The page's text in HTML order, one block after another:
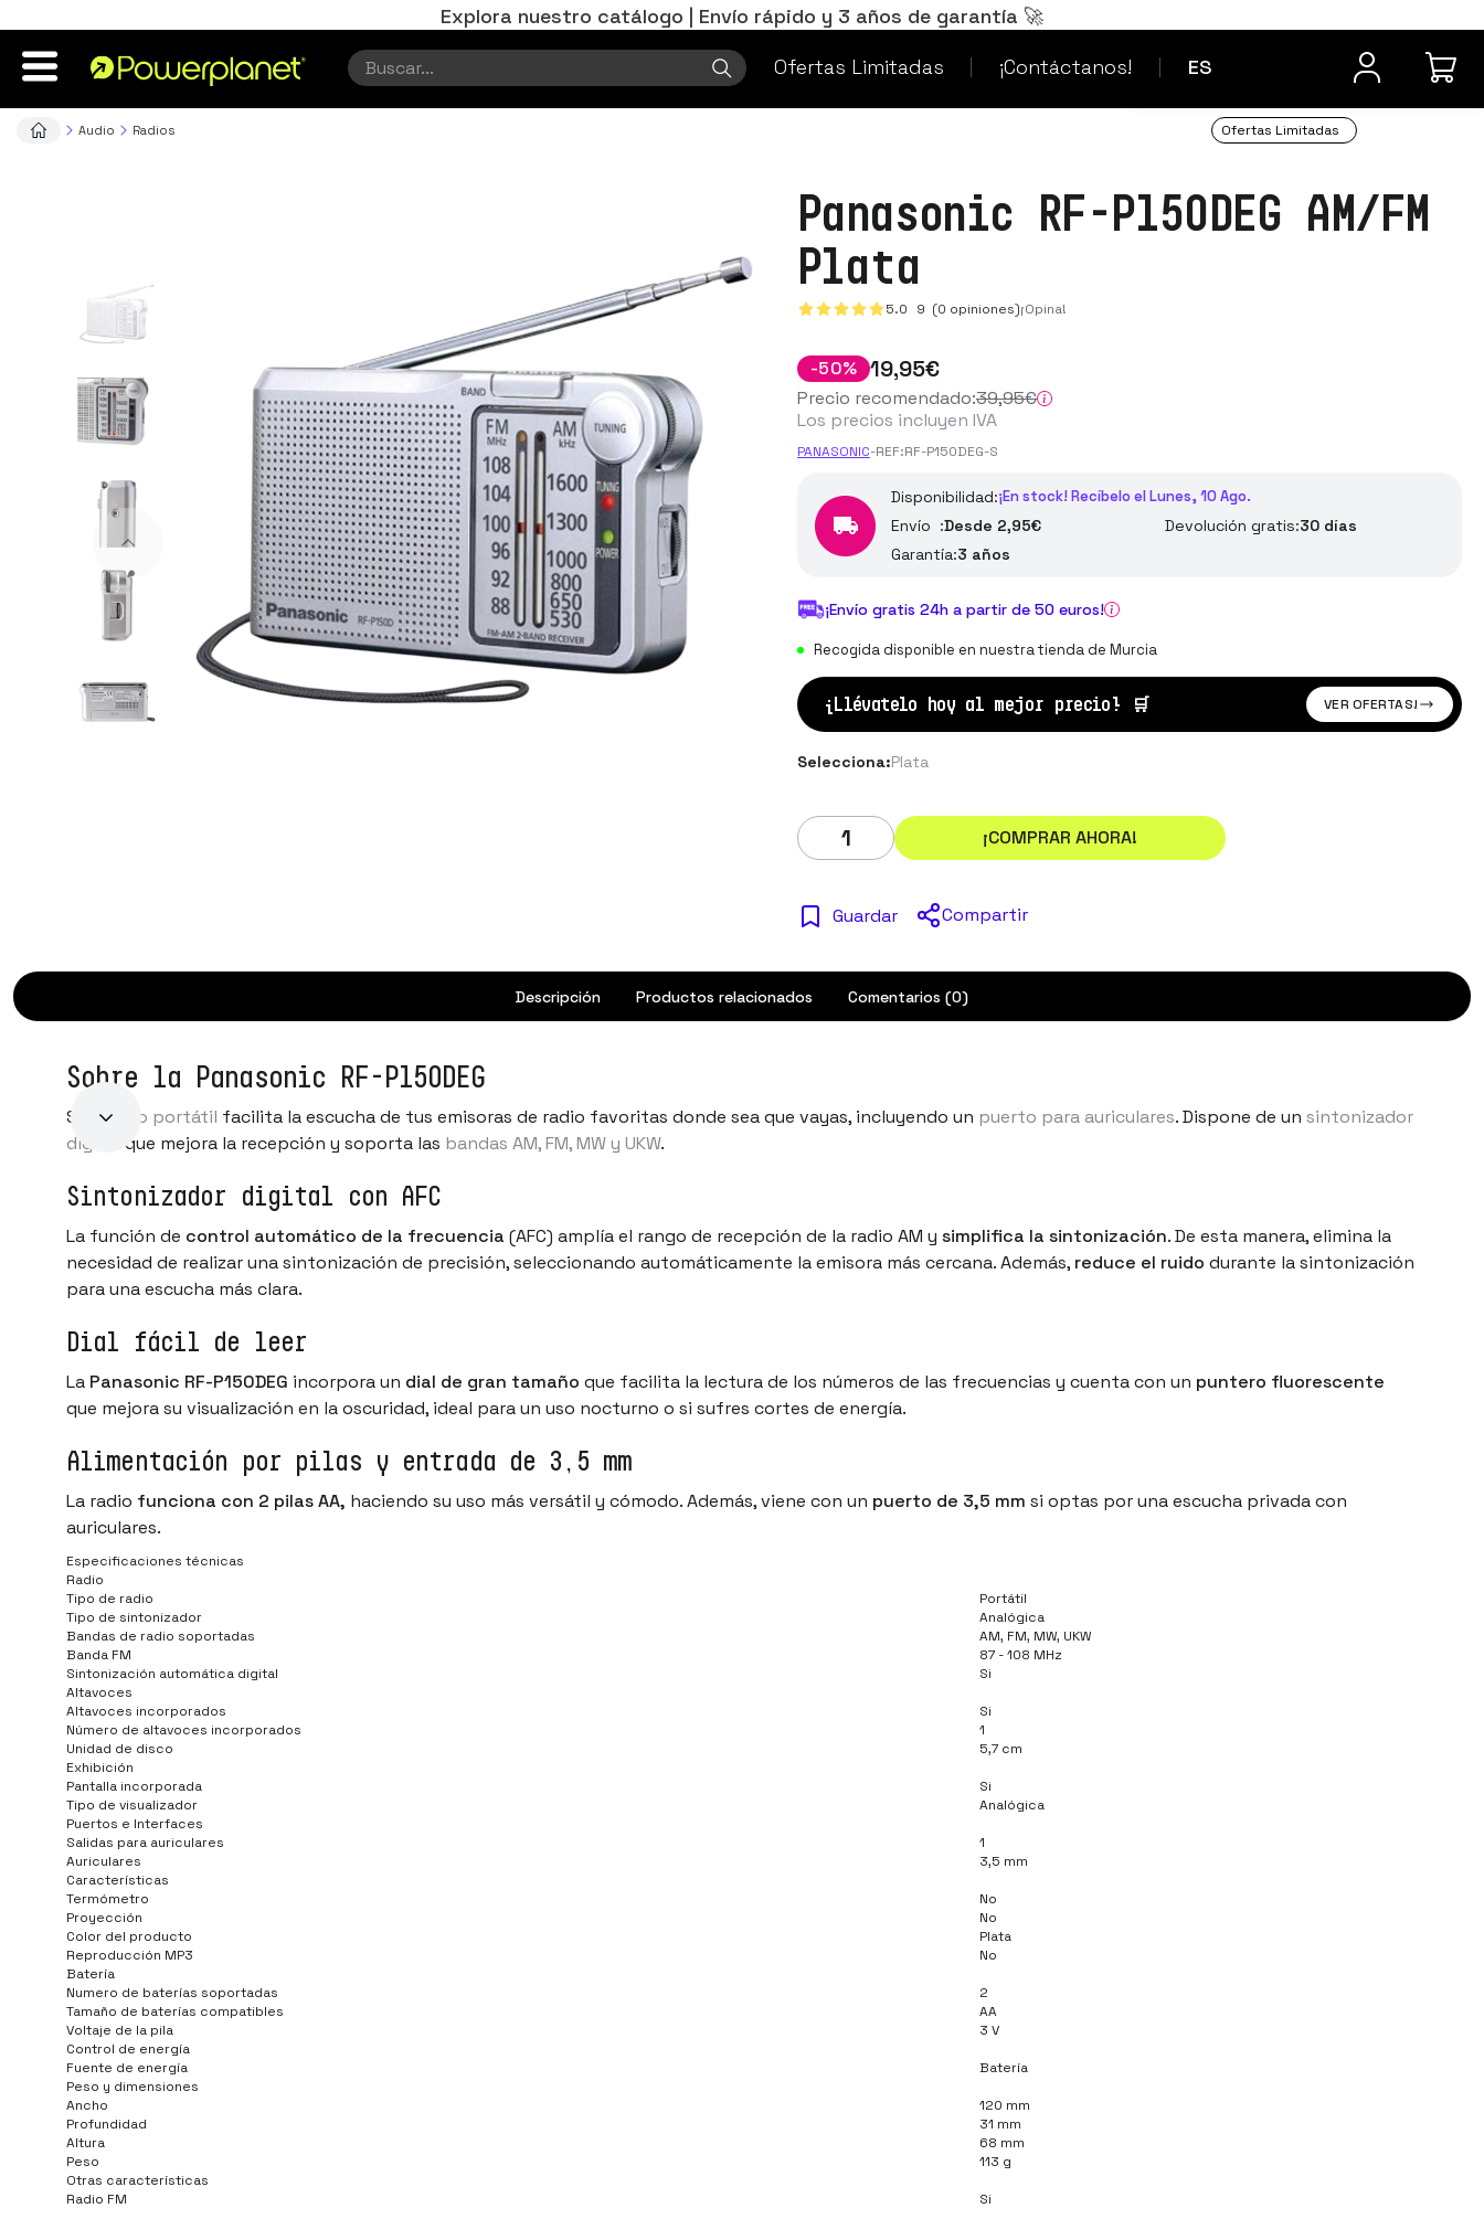
Explora nuestro catálogo | Envío rápido y 3 años de garantía 🚀
ES
Ofertas Limitadas ¡Contáctanos!
¿Dudas? Contacta
Audio Radios Ofertas Limitadas
Panasonic RF-P150DEG AM/FM
Plata
5.0 9 (0 opiniones)¡Opina!
-50% 19,95€
Precio recomendado:39,95€
Los precios incluyen IVA
PANASONIC-REF:RF-P150DEG-S
Disponibilidad:¡En stock! Recíbelo el Lunes, 10 Ago.
Envío :Desde 2,95€ Devolución gratis:30 días
Garantía:3 años
¡Envío gratis 24h a partir de 50 euros!
Recogida disponible en nuestra tienda de Murcia
¡Llévatelo hoy al mejor precio! 🛒 VER OFERTAS!
Selecciona:Plata
¡COMPRAR AHORA!
Guardar Compartir
Descripción Productos relacionados Comentarios (0)
Sobre la Panasonic RF-P150DEG
Su diseño portátil facilita la escucha de tus emisoras de radio favoritas donde sea que vayas, incluyendo un puerto para auriculares. Dispone de un sintonizador
digital
que mejora la recepción y soporta las bandas AM, FM, MW y UKW.
Sintonizador digital con AFC
La función de control automático de la frecuencia (AFC) amplía el rango de recepción de la radio AM y simplifica la sintonización. De esta manera, elimina la
necesidad de realizar una sintonización de precisión, seleccionando automáticamente la emisora más cercana. Además, reduce el ruido durante la sintonización
para una escucha más clara.
Dial fácil de leer
La Panasonic RF-P150DEG incorpora un dial de gran tamaño que facilita la lectura de los números de las frecuencias y cuenta con un puntero fluorescente
que mejora su visualización en la oscuridad, ideal para un uso nocturno o si sufres cortes de energía.
Alimentación por pilas y entrada de 3,5 mm
La radio funciona con 2 pilas AA, haciendo su uso más versátil y cómodo. Además, viene con un puerto de 3,5 mm si optas por una escucha privada con
auriculares.
Especificaciones técnicas
Radio
Tipo de radio
Portátil
Tipo de sintonizador
Analógica
Bandas de radio soportadas
AM, FM, MW, UKW
Banda FM
87 - 108 MHz
Sintonización automática digital
Si
Altavoces
Altavoces incorporados
Si
Número de altavoces incorporados
1
Unidad de disco
5,7 cm
Exhibición
Pantalla incorporada
Si
Tipo de visualizador
Analógica
Puertos e Interfaces
Salidas para auriculares
1
Auriculares
3,5 mm
Características
Termómetro
No
Proyección
No
Color del producto
Plata
Reproducción MP3
No
Batería
Numero de baterías soportadas
2
Tamaño de baterías compatibles
AA
Voltaje de la pila
3 V
Control de energía
Fuente de energía
Batería
Peso y dimensiones
Ancho
120 mm
Profundidad
31 mm
Altura
68 mm
Peso
113 g
Otras características
Radio FM
Si